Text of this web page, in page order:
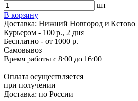
шт
В корзину
Доставка: Нижний Новгород и Кстово
Курьером - 100 р., 2 дня
Бесплатно - от 1000 р.
Самовывоз
Время работы с 8:00 до 16:00
Оплата осуществляется
при получении
Доставка: по России